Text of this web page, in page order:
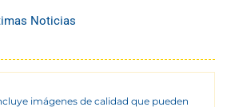
Noticias
imágenes de calidad que pueden